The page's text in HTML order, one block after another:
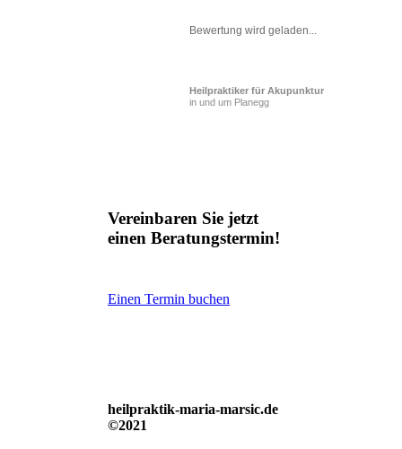
Bewertung wird geladen...
Heilpraktiker für Akupunktur
in und um Planegg
Vereinbaren Sie jetzt
einen Beratungstermin!
Einen Termin buchen
heilpraktik-maria-marsic.de
©2021